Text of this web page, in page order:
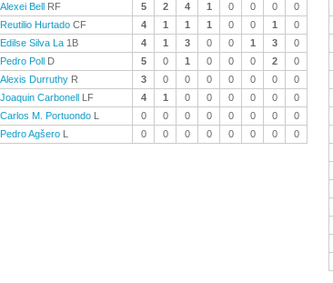
Alexei Bell RF 5 2 4 1 0 0 0
0
Reutilio Hurtado CF 4 1 1 1 0 0 1
0
Edilse Silva La 1B 4 1 3 0 0 1 3
0
Pedro Poll D 5 0 1 0 0 0 2
0
Alexis Durruthy R 3 0 0 0 0 0 0
0
Joaquin Carbonell LF 4 1 0 0 0 0 0
0
Carlos M. Portuondo L 0 0 0 0 0 0 0
0
Pedro Agšero L 0 0 0 0 0 0 0 0